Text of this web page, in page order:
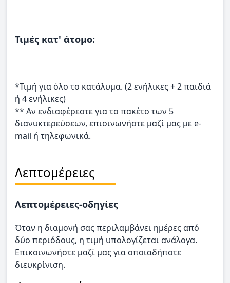
Τιμές κατ' άτομο:
*Τιμή για όλο το κατάλυμα. (2 ενήλικες + 2 παιδιά
ή 4 ενήλικες)
** Αν ενδιαφέρεστε για το πακέτο των 5
διανυκτερεύσεων, επιοινωνήστε μαζί μας με e-
mail ή τηλεφωνικά.
Λεπτομέρειες
Λεπτομέρειες-οδηγίες
Όταν η διαμονή σας περιλαμβάνει ημέρες από
δύο περιόδους, η τιμή υπολογίζεται ανάλογα.
Επικοινωνήστε μαζί μας για οποιαδήποτε
διευκρίνιση.